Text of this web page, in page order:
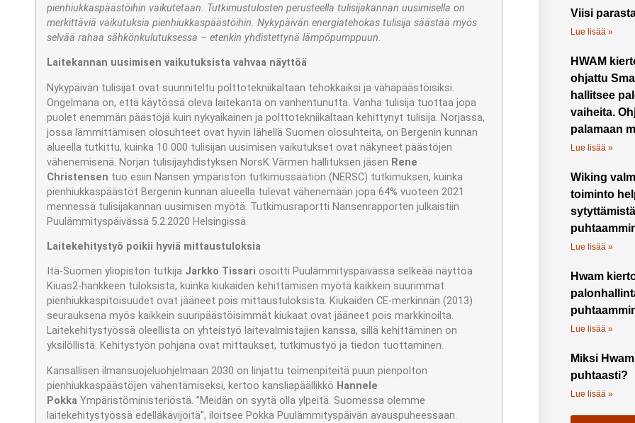
pienhiukkaspäästöihin vaikutetaan. Tutkimustulosten perusteella tulisijakannan uusimisella on
merkittäviä vaikutuksia pienhiukkaspäästöihin. Nykypäivän energiatehokas tulisija säästää myös
selvää rahaa sähkönkulutuksessa – etenkin yhdistettynä lämpöpumppuun.
Laitekannan uusimisen vaikutuksista vahvaa näyttöä
Nykypäivän tulisijat ovat suunniteltu polttotekniikaltaan tehokkaiksi ja vähäpäästöisiksi.
Ongelmana on, että käytössä oleva laitekanta on vanhentunutta. Vanha tulisija tuottaa jopa
puolet enemmän päästöjä kuin nykyaikainen ja polttotekniikaltaan kehittynyt tulisija. Norjassa,
jossa lämmittämisen olosuhteet ovat hyvin lähellä Suomen olosuhteita, on Bergenin kunnan
alueella tutkittu, kuinka 10 000 tulisijan uusimisen vaikutukset ovat näkyneet päästöjen
vähenemisenä. Norjan tulisijayhdistyksen NorsK Värmen hallituksen jäsen Rene
Christensen tuo esiin Nansen ympäristön tutkimussäätiön (NERSC) tutkimuksen, kuinka
pienhiukkaspäästöt Bergenin kunnan alueella tulevat vähenemään jopa 64% vuoteen 2021
mennessä tulisijakannan uusimisen myötä. Tutkimusraportti Nansenrapporten julkaistiin
Puulämmityspäivässä 5.2.2020 Helsingissä.
Laitekehitystyö poikii hyviä mittaustuloksia
Itä-Suomen yliopiston tutkija Jarkko Tissari osoitti Puulämmityspäivässä selkeää näyttöä
Kiuas2-hankkeen tuloksista, kuinka kiukaiden kehittämisen myötä kaikkein suurimmat
pienhiukkaspitoisuudet ovat jääneet pois mittaustuloksista. Kiukaiden CE-merkinnän (2013)
seurauksena myös kaikkein suuripäästöisimmät kiukaat ovat jääneet pois markkinoilta.
Laitekehitystyössä oleellista on yhteistyö laitevalmistajien kanssa, sillä kehittäminen on
yksilöllistä. Kehitystyön pohjana ovat mittaukset, tutkimustyö ja tiedon tuottaminen.
Kansallisen ilmansuojeluohjelmaan 2030 on linjattu toimenpiteitä puun pienpolton
pienhiukkaspäästöjen vähentämiseksi, kertoo kansliapäällikkö Hannele
Pokka Ympäristöministeriöstä. ”Meidän on syytä olla ylpeitä. Suomessa olemme
laitekehitystyössä edelläkävijöitä”, iloitsee Pokka Puulämmityspäivän avauspuheessaan.
Viisi
Lue lisää »
HWAM
ohjattu
hallitsee
vaiheita.
palamaan
Lue lisää »
Wiking
toiminto
Lue lisää »
Hwam
Lue lisää »
Miksi
puhtaasti?
Lue lisää »